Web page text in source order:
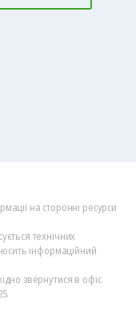
на сторонні ресурси
технічних
інформаційний
звернутися в офіс